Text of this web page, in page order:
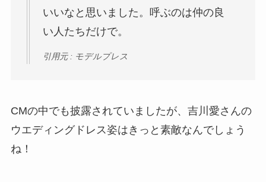
いいなと思いました。呼ぶのは仲の良
い人たちだけで。
引用元 : モデルプレス
CMの中でも披露されていましたが、吉川愛さんの
ウエディングドレス姿はきっと素敵なんでしょう
ね！